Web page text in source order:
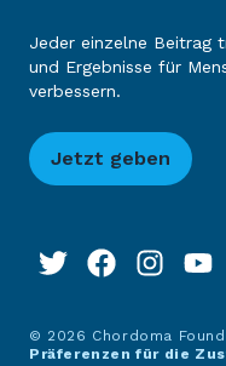
Jeder einzelne Beitrag
und Ergebnisse für
verbessern.
Jetzt geben
© 2026 Chordoma
Präferenzen für die